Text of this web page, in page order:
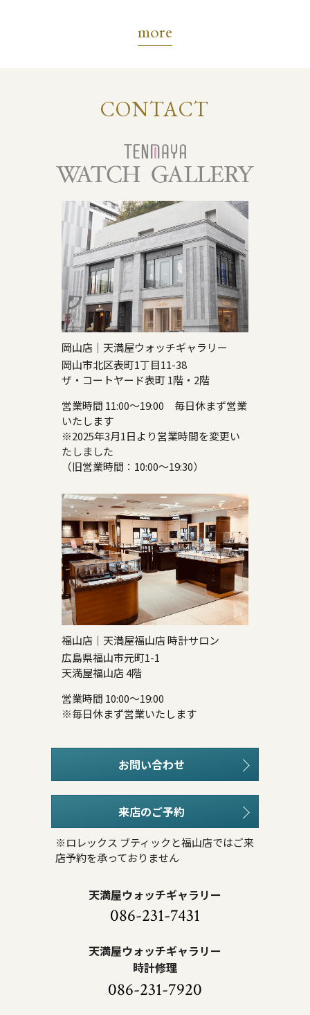
more
CONTACT
岡山店｜天満屋ウォッチギャラリー
岡山市北区表町1丁目11-38
ザ・コートヤード表町 1階・2階
営業時間 11:00～19:00 毎日休まず営業
いたします
※2025年3月1日より営業時間を変更い
たしました
（旧営業時間：10:00～19:30）
福山店｜天満屋福山店 時計サロン
広島県福山市元町1-1
天満屋福山店 4階
営業時間 10:00～19:00
※毎日休まず営業いたします
お問い合わせ
来店のご予約
※ロレックス ブティックと福山店ではご来
店予約を承っておりません
天満屋ウォッチギャラリー
086-231-7431
天満屋ウォッチギャラリー
時計修理
086-231-7920